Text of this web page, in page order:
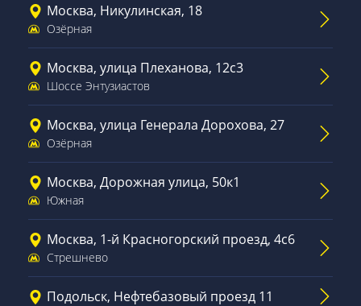
Москва, Никулинская, 18
Озёрная
Москва, улица Плеханова, 12с3
Шоссе Энтузиастов
Москва, улица Генерала Дорохова, 27
Озёрная
Москва, Дорожная улица, 50к1
Южная
Москва, 1-й Красногорский проезд, 4с6
Стрешнево
Подольск, Нефтебазовый проезд 11